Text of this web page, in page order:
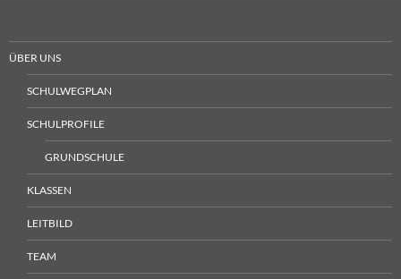
ÜBER UNS
SCHULWEGPLAN
SCHULPROFILE
GRUNDSCHULE
KLASSEN
LEITBILD
TEAM